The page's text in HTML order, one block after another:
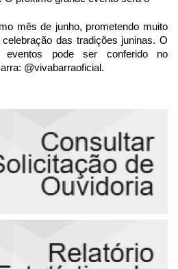
mês de junho, prometendo muito
das tradições juninas. O
eventos pode ser conferido no
@vivabarraoficial.